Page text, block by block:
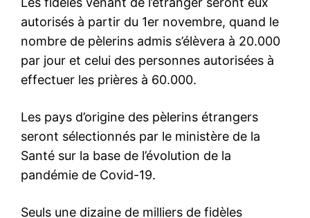
autorisés à partir du 1er novembre, quand le
nombre de pèlerins admis s’élèvera à 20.000
par jour et celui des personnes autorisées à
effectuer les prières à 60.000.
Les pays d’origine des pèlerins étrangers
seront sélectionnés par le ministère de la
Santé sur la base de l’évolution de la
pandémie de Covid-19.
Seuls une dizaine de milliers de fidèles